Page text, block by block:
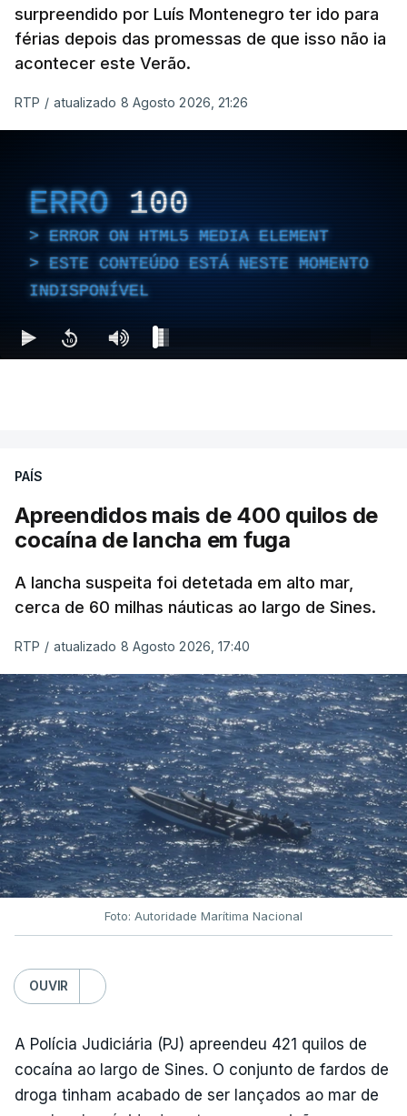
surpreendido por Luís Montenegro ter ido para
férias depois das promessas de que isso não ia
acontecer este Verão.
RTP / atualizado 8 Agosto 2026, 21:26
ERRO 100
ERROR ON HTML5 MEDIA ELEMENT
ESTE CONTEÚDO ESTÁ NESTE MOMENTO
INDISPONÍVEL
PAÍS
Apreendidos mais de 400 quilos de
cocaína de lancha em fuga
A lancha suspeita foi detetada em alto mar,
cerca de 60 milhas náuticas ao largo de Sines.
RTP / atualizado 8 Agosto 2026, 17:40
Foto: Autoridade Marítima Nacional
OUVIR
A Polícia Judiciária (PJ) apreendeu 421 quilos de
cocaína ao largo de Sines. O conjunto de fardos de
droga tinham acabado de ser lançados ao mar de